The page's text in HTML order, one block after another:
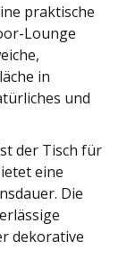
praktische
Lounge
in
und
der Tisch für
eine
Die
dekorative